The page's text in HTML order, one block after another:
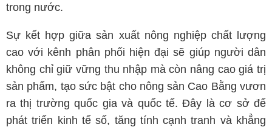
trong nước.
Sự kết hợp giữa sản xuất nông nghiệp chất lượng
cao với kênh phân phối hiện đại sẽ giúp người dân
không chỉ giữ vững thu nhập mà còn nâng cao giá trị
sản phẩm, tạo sức bật cho nông sản Cao Bằng vươn
ra thị trường quốc gia và quốc tế. Đây là cơ sở để
phát triển kinh tế số, tăng tính cạnh tranh và khẳng